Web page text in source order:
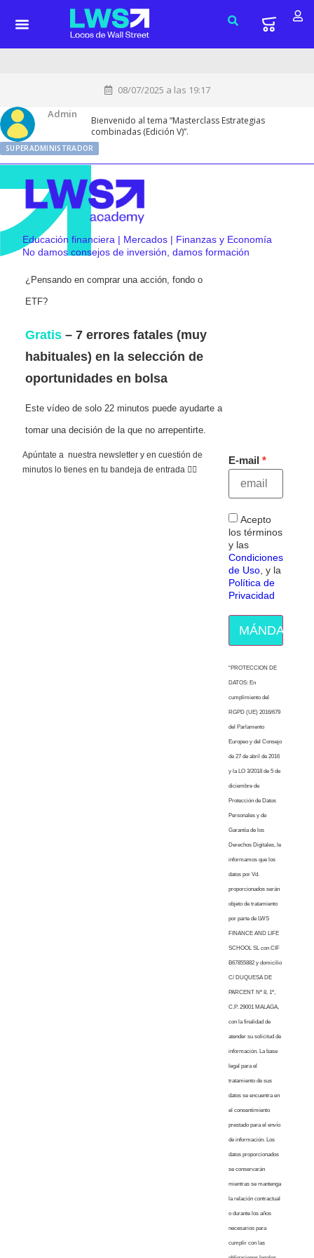
08/07/2025 a las 19:17
Admin
SUPERADMINISTRADOR
Bienvenido al tema “Masterclass Estrategias
combinadas (Edición V)”.
Educación financiera | Mercados | Finanzas y Economía
No damos consejos de inversión, damos formación
¿Pensando en comprar una acción, fondo o
ETF?
Gratis – 7 errores fatales (muy
habituales) en la selección de
oportunidades en bolsa
Este vídeo de solo 22 minutos puede ayudarte a
tomar una decisión de la que no arrepentirte.
Apúntate a nuestra newsletter y en cuestión de
minutos lo tienes en tu bandeja de entrada 👇🏻
E-mail
Acepto
los términos
y las
Condiciones
de Uso, y la
Política de
Privacidad
MÁNDAME
“PROTECCION DE
DATOS: En
cumplimiento del
RGPD (UE) 2016/679
del Parlamento
Europeo y del Consejo
de 27 de abril de 2016
y la LO 3/2018 de 5 de
diciembre de
Protección de Datos
Personales y de
Garantía de los
Derechos Digitales, le
informamos que los
datos por Vd.
proporcionados serán
objeto de tratamiento
por parte de LWS
FINANCE AND LIFE
SCHOOL SL con CIF
B67855882 y domicilio
C/ DUQUESA DE
PARCENT Nº 8, 1º,
C.P. 29001 MALAGA,
con la finalidad de
atender su solicitud de
información. La base
legal para el
tratamiento de sus
datos se encuentra en
el consentimiento
prestado para el envío
de información. Los
datos proporcionados
se conservarán
mientras se mantenga
la relación contractual
o durante los años
necesarios para
cumplir con las